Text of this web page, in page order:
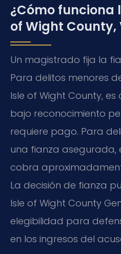
¿Cómo funciona
of Wight County,
Un magistrado fija la
Para delitos menores
Isle of Wight County,
bajo reconocimiento
requiere pago. Para
una fianza asegurada,
cobra
La decisión de fianza
Isle of Wight County
elegibilidad para
en los ingresos del